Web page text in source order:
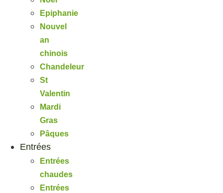
Epiphanie
Nouvel
an
chinois
Chandeleur
St
Valentin
Mardi
Gras
Pâques
Entrées
Entrées
chaudes
Entrées